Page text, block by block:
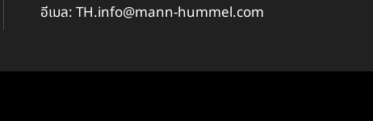
อีเมล: TH.info@mann-hummel.com